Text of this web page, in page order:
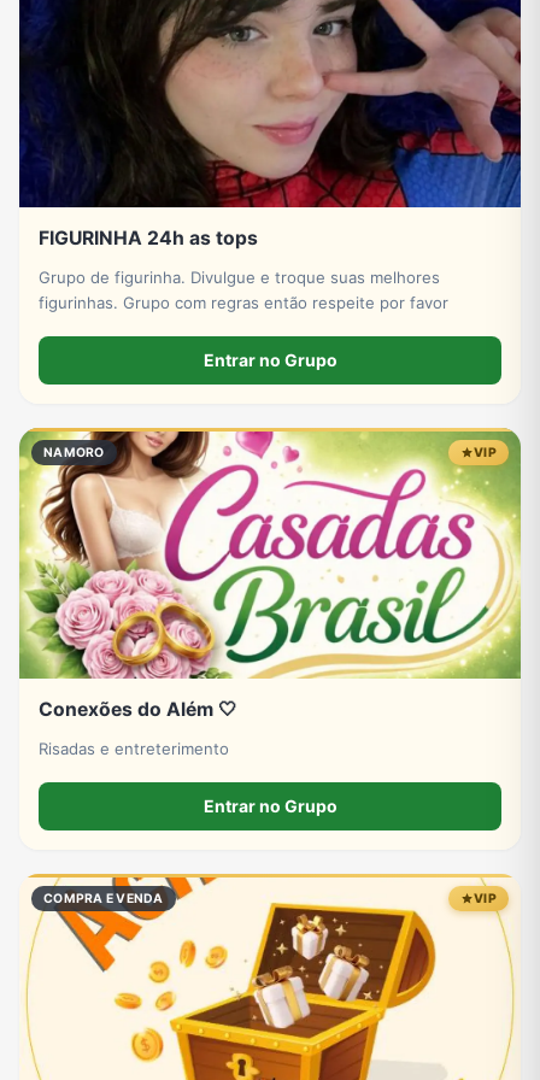
Vagas de Empregos Viagem e Turismo
FIGURINHA 24h as tops
Grupo de figurinha. Divulgue e troque suas melhores
figurinhas. Grupo com regras então respeite por favor
Entrar no Grupo
NAMORO VIP
Conexões do Além 🤍
Risadas e entreterimento
Entrar no Grupo
COMPRA E VENDA VIP